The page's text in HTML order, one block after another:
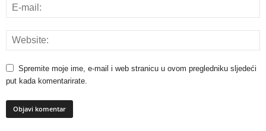
Spremite moje ime, e-mail i web stranicu u ovom pregledniku sljedeći
put kada komentarirate.